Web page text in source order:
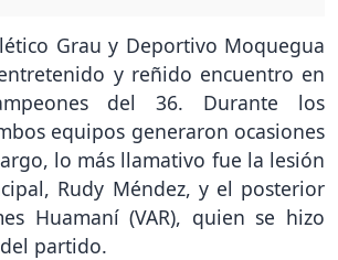
Grau y Deportivo Moquegua
y reñido encuentro en
del 36. Durante los
equipos generaron ocasiones
lo más llamativo fue la lesión
Rudy Méndez, y el posterior
Huamaní (VAR), quien se hizo
partido.